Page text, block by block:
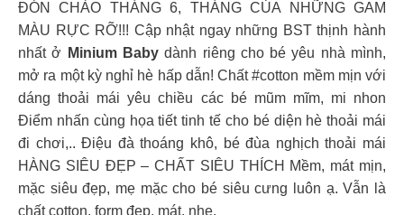
ĐÓN CHÀO THÁNG 6, THÁNG CỦA NHỮNG GAM
MÀU RỰC RỠ!!! Cập nhật ngay những BST thịnh hành
nhất ở
Minium Babydành riêng cho bé yêu nhà mình,
mở ra một kỳ nghỉ hè hấp dẫn! Chất #cotton mềm mịn với
dáng thoải mái yêu chiều các bé mũm mĩm, mi nhon
Điểm nhấn cùng họa tiết tinh tế cho bé diện hè thoải mái
đi chơi,.. Điệu đà thoáng khô, bé đùa nghịch thoải mái
HÀNG SIÊU ĐẸP – CHẤT SIÊU THÍCH Mềm, mát mịn,
mặc siêu đẹp, mẹ mặc cho bé siêu cưng luôn ạ. Vẫn là
chất cotton, form đẹp, mát, nhẹ.